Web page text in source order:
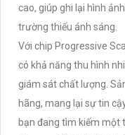
cao, giúp ghi lại hình
trường thiếu ánh sáng.
Với chip Progressive
có khả năng thu hình
giám sát chất lượng.
hãng, mang lại sự tin
bạn đang tìm kiếm một